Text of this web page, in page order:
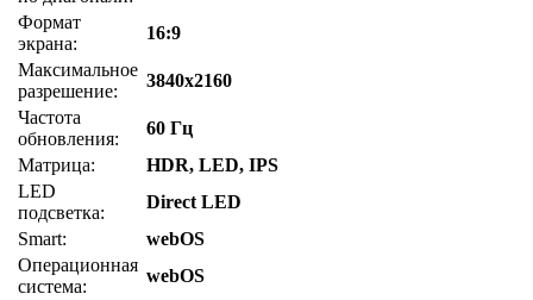
Формат
экрана:
16:9
Максимальное
разрешение:
3840x2160
Частота
обновления:
60 Гц
Матрица:
HDR, LED, IPS
LED
подсветка:
Direct LED
Smart:
webOS
Операционная
система:
webOS